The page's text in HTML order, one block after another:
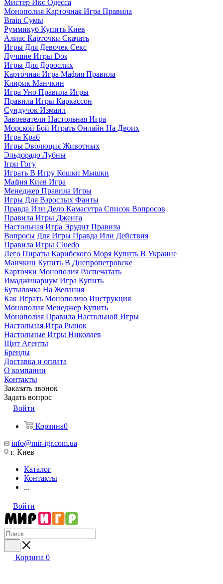
Мистер Икс Одесса
Монополия Карточная Игра Правила
Brain Сумы
Руммикуб Купить Киев
Алиас Карточки Скачать
Игры Для Девочек Секс
Лучшие Игры Dos
Игры Для Дорослих
Карточная Игра Мафия Правила
Клирик Манчкин
Игра Уно Правила Игры
Правила Игры Каркассон
Сундучок Измаил
Завоеватели Настольная Игра
Морской Бой Играть Онлайн На Двоих
Игра Краб
Игры Эволюция Животных
Эльдорадо Лубны
Ігри Гогу
Играть В Игру Кошки Мышки
Мафия Киев Игра
Менеджер Правила Игры
Игры Для Взрослых Фанты
Правда Или Дело Камасутра Список Вопросов
Правила Игры Дженга
Настольная Игра Эрудит Правила
Вопросы Для Игры Правда Или Действия
Правила Игры Cluedo
Лего Пираты Карибского Моря Купить В Украине
Манчкин Купить В Днепропетровске
Карточки Монополия Распечатать
Имаджинариум Игра Купить
Бутылочка На Желания
Как Играть Монополию Инструкция
Монополия Менеджер Купить
Монополия Правила Настольной Игры
Настольная Игра Рынок
Настольные Игры Николаев
Щит Агенты
Бренды
Доставка и оплата
О компании
Контакты
Заказать звонок
Задать вопрос
Войти
Корзина0
info@mir-igr.com.ua
г. Киев
Каталог
Контакты
...
Войти
Корзина 0